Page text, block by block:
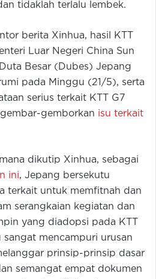
tidaklah terlalu lembek.
berita Xinhua, hasil KTT
Luar Negeri China Sun
Besar (Dubes) Jepang
pada Minggu (21/5), serta
serius terkait KTT G7
gemborkan isu terkait
dikutip Xinhua, sebagai
ini, Jepang bersekutu
terkait untuk memfitnah dan
serangkaian kegiatan dan
yang diadopsi pada KTT
sangat mencampuri urusan
prinsip-prinsip dasar
semangat empat dokumen